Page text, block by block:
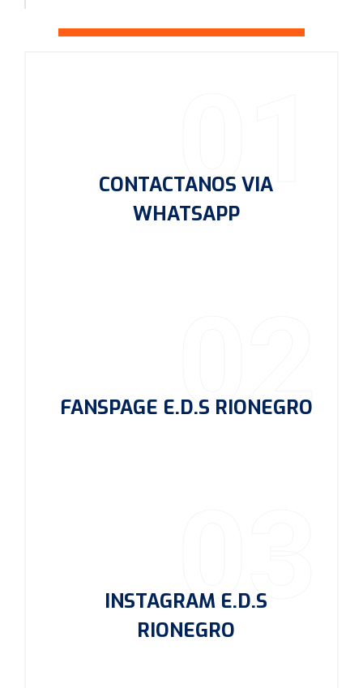
01
CONTACTANOS VIA
WHATSAPP
02
FANSPAGE E.D.S RIONEGRO
03
INSTAGRAM E.D.S
RIONEGRO